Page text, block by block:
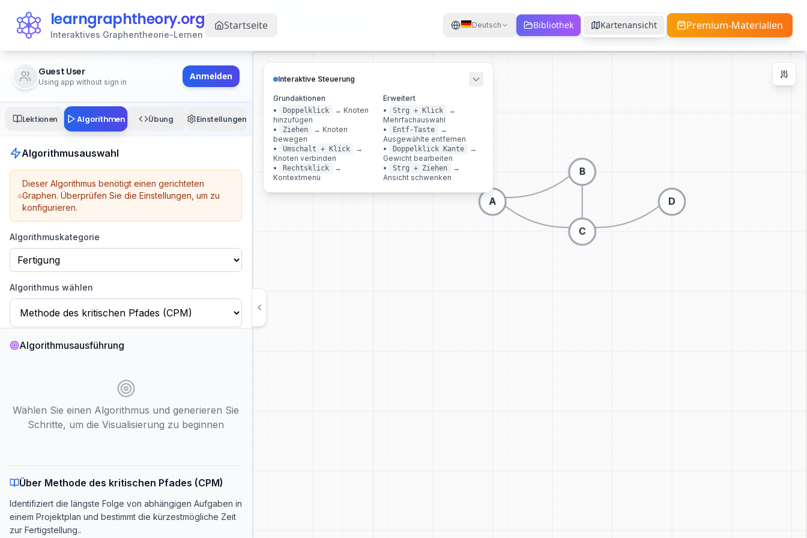
learngraphtheory.org
Interaktives Graphentheorie-Lernen
Startseite Deutsch Bibliothek Kartenansicht Premium-Materialien
Guest User
Using app without sign in
Anmelden
Lektionen Algorithmen Übung Einstellungen
Algorithmusauswahl
Dieser Algorithmus benötigt einen gerichteten
Graphen. Überprüfen Sie die Einstellungen, um zu
konfigurieren.
Algorithmuskategorie
Algorithmus wählen
Methode des kritischen Pfades (CPM)
Identifiziert die längste Folge von abhängigen
Aufgaben in einem Projektplan und bestimmt die
kürzestmögliche Zeit zur Fertigstellung.
Zeit:O(V + E)
Startknoten
Automatisch abspielen Komplexität anzeigen
Algorithmusausführung
Wählen Sie einen Algorithmus und generieren Sie
Schritte, um die Visualisierung zu beginnen
Über Methode des kritischen Pfades (CPM)
Identifiziert die längste Folge von abhängigen Aufgaben in
einem Projektplan und bestimmt die kürzestmögliche Zeit
zur Fertigstellung..
Interaktive Steuerung
Grundaktionen
•
Doppelklick → Knoten
hinzufügen
•
Ziehen → Knoten
bewegen
•
Umschalt + Klick
→
Knoten verbinden
•
Rechtsklick
→
Kontextmenü
Erweitert
•
Strg + Klick
→
Mehrfachauswahl
•
Entf-Taste
→
Ausgewählte entfernen
•
Doppelklick Kante
→
Gewicht bearbeiten
•
Strg + Ziehen
→
Ansicht schwenken
Zentrieren
An Bildschirm anpassen